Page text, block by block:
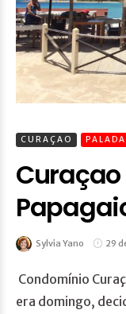
CURAÇAO
Sylvia Yano 29
Condomínio
era domingo,